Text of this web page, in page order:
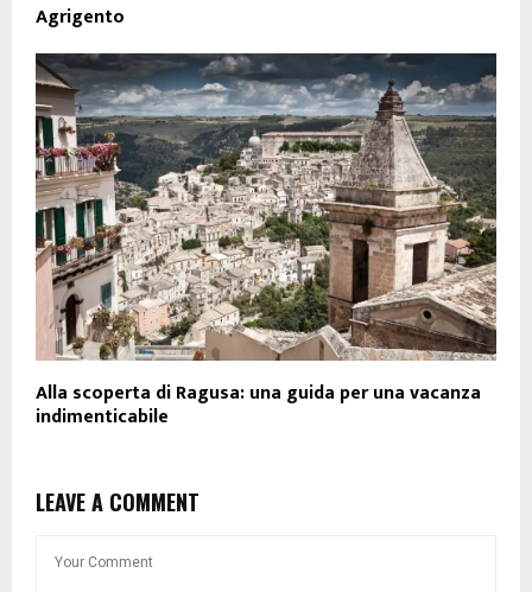
Agrigento
Alla scoperta di Ragusa: una guida per una vacanza
indimenticabile
LEAVE A COMMENT